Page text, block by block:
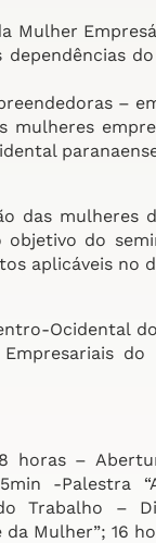
Mulher
–
das mulheres
do
aplicáveis no
Ocidental
do
horas –
-Palestra
Trabalho –
da Mulher”; 16